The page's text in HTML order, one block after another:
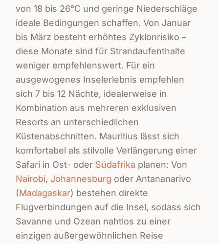
von 18 bis 26°C und geringe Niederschläge
ideale Bedingungen schaffen. Von Januar
bis März besteht erhöhtes Zyklonrisiko –
diese Monate sind für Strandaufenthalte
weniger empfehlenswert. Für ein
ausgewogenes Inselerlebnis empfehlen
sich 7 bis 12 Nächte, idealerweise in
Kombination aus mehreren exklusiven
Resorts an unterschiedlichen
Küstenabschnitten. Mauritius lässt sich
komfortabel als stilvolle Verlängerung einer
Safari in Ost- oder Südafrika planen: Von
Nairobi, Johannesburg oder Antananarivo
(Madagaskar) bestehen direkte
Flugverbindungen auf die Insel, sodass sich
Savanne und Ozean nahtlos zu einer
einzigen außergewöhnlichen Reise